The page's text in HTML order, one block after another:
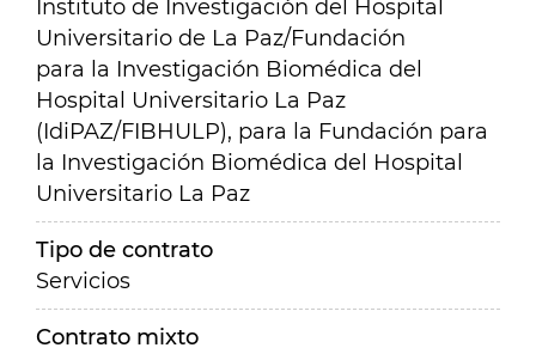
Instituto de Investigación del Hospital
Universitario de La Paz/Fundación
para la Investigación Biomédica del
Hospital Universitario La Paz
(IdiPAZ/FIBHULP), para la Fundación para
la Investigación Biomédica del Hospital
Universitario La Paz
Tipo de contrato
Servicios
Contrato mixto